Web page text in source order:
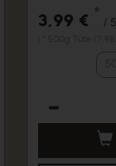
3,99 € *
/